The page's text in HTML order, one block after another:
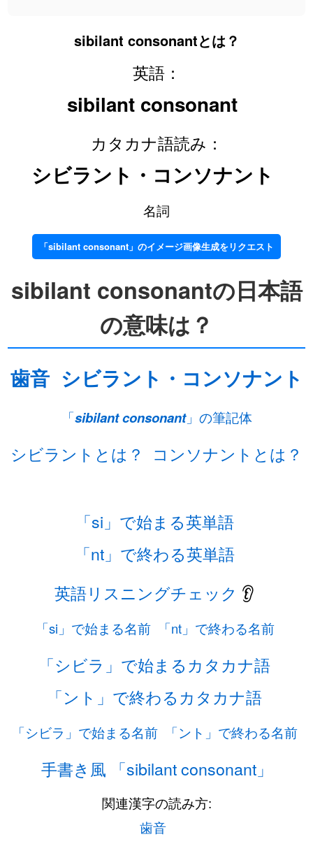
sibilant consonantとは？
英語：
sibilant consonant
カタカナ語読み：
シビラント・コンソナント
名詞
「sibilant consonant」のイメージ画像生成をリクエスト
sibilant consonantの日本語
の意味は？
歯音 シビラント・コンソナント
「sibilant consonant」の筆記体
シビラントとは？ コンソナントとは？
「si」で始まる英単語
「nt」で終わる英単語
英語リスニングチェック 👂
「si」で始まる名前 「nt」で終わる名前
「シビラ」で始まるカタカナ語
「ント」で終わるカタカナ語
「シビラ」で始まる名前 「ント」で終わる名前
手書き風 「sibilant consonant」
関連漢字の読み方:
歯音